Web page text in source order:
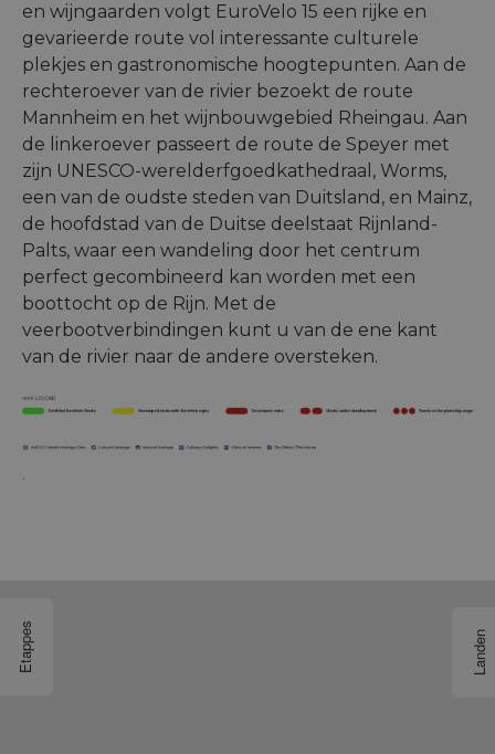
en wijngaarden volgt EuroVelo 15 een rijke en
gevarieerde route vol interessante culturele
plekjes en gastronomische hoogtepunten. Aan de
rechteroever van de rivier bezoekt de route
Mannheim en het wijnbouwgebied Rheingau. Aan
de linkeroever passeert de route de Speyer met
zijn UNESCO-werelderfgoedkathedraal, Worms,
een van de oudste steden van Duitsland, en Mainz,
de hoofdstad van de Duitse deelstaat Rijnland-
Palts, waar een wandeling door het centrum
perfect gecombineerd kan worden met een
boottocht op de Rijn. Met de
veerbootverbindingen kunt u van de ene kant
van de rivier naar de andere oversteken.
.
Etappes Landen